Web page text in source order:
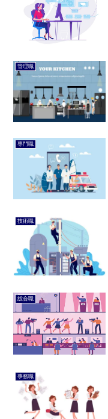
管理職
専門職
技術職
総合職
事務職